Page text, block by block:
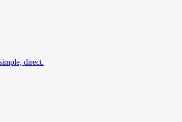
direct.